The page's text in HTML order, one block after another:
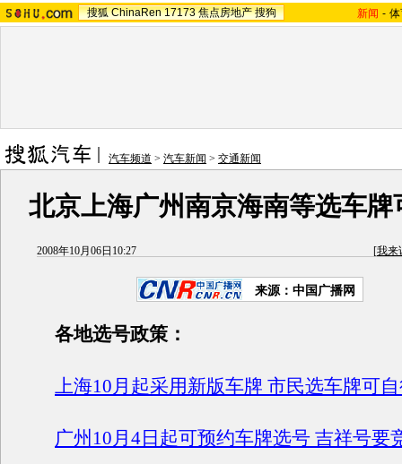
搜狐 ChinaRen 17173 焦点房地产 搜狗 新闻 -
汽车频道 > 汽车新闻 > 交通新闻
北京上海广州南京海南等选车牌
2008年10月06日10:27 [我来
来源：中国广播网
各地选号政策：
上海10月起采用新版车牌 市民选车牌可
广州10月4日起可预约车牌选号 吉祥号要